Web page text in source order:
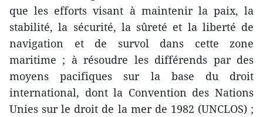
que les efforts visant à maintenir la paix, la
stabilité, la sécurité, la sûreté et la liberté de
navigation et de survol dans cette zone
maritime ; à résoudre les différends par des
moyens pacifiques sur la base du droit
international, dont la Convention des Nations
Unies sur le droit de la mer de 1982 (UNCLOS) ;